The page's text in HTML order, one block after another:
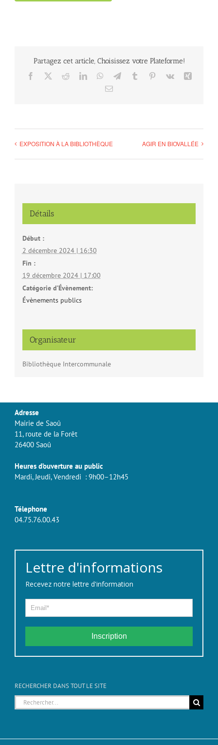
Partagez cet article, Choisissez votre Plateforme!
Facebook RedditLinkedInWhatsApp
TelegramTumblr Pinterest
Vk
Email
EXPOSITION À LA BIBLIOTHÈQUE AGIR EN BIOVALLÉE
Détails
Début :
2 décembre 2024 | 16:30
Fin :
19 décembre 2024 | 17:00
Catégorie d’Évènement:
Évènements publics
Organisateur
Bibliothèque Intercommunale
Adresse
Mairie de Saoû
11, route de la Forêt
26400 Saoû
Heures d’ouverture au public
Mardi, Jeudi, Vendredi : 9h00–12h45
Télephone
04.75.76.00.43
Lettre d'informations
Recevez notre lettre d'information
Inscription
RECHERCHER DANS TOUT LE SITE
Rechercher: